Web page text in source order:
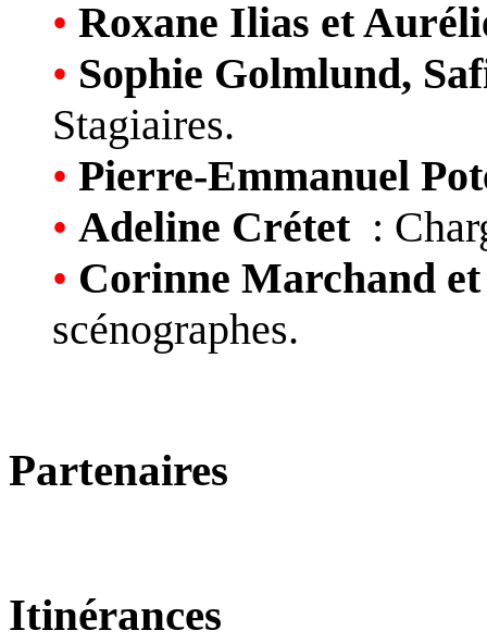
• Roxane Ilias et
• Sophie Golmlund,
Stagiaires.
• Pierre-Emmanuel
• Adeline Crétet:
• Corinne Marchand
scénographes.
Partenaires
Itinérances